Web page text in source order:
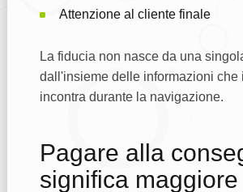
Attenzione al cliente finale
La fiducia non nasce da una
dall'insieme delle informazioni che
incontra durante la navigazione.
Pagare alla
significa maggiore